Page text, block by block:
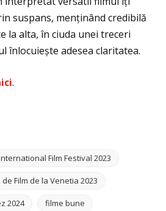
suspans, menţinând credibilă
la alta, în ciuda unei treceri
înlocuiește adesea claritatea.
.
Film Festival 2023
Film de la Venetia 2023
2024 filme bune